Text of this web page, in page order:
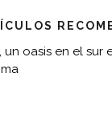
un oasis en el sur